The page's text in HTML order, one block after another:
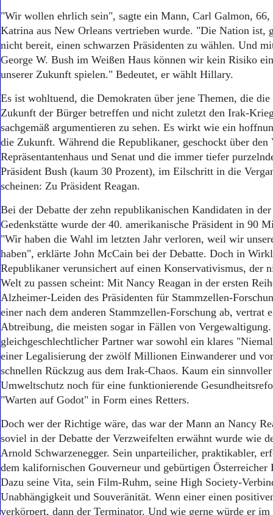
"Wir wollen ehrlich sein", sagte ein Mann, Carl Galmon,
Katrina aus New Orleans vertrieben wurde. "Die Nation ist,
nicht bereit, einen schwarzen Präsidenten zu wählen. Und
George W. Bush im Weißen Haus können wir kein Risiko
unserer Zukunft spielen." Bedeutet, er wählt Hillary.
Es ist wohltuend, die Demokraten über jene Themen, die
Zukunft der Bürger betreffen und nicht zuletzt den Irak-
sachgemäß argumentieren zu sehen. Es wirkt wie ein
die Zukunft. Während die Republikaner, geschockt über den
Repräsentantenhaus und Senat und die immer tiefer
Präsident Bush (kaum 30 Prozent), im Eilschritt in die
scheinen: Zu Präsident Reagan.
Bei der Debatte der zehn republikanischen Kandidaten in
Gedenkstätte wurde der 40. amerikanische Präsident in 90
"Wir haben die Wahl im letzten Jahr verloren, weil wir
haben", erklärte John McCain bei der Debatte. Doch in
Republikaner verunsichert auf einen Konservativismus, der
Welt zu passen scheint: Mit Nancy Reagan in der ersten
Alzheimer-Leiden des Präsidenten für Stammzellen-
einer nach dem anderen Stammzellen-Forschung ab, vertrat
Abtreibung, die meisten sogar in Fällen von
gleichgeschlechtlicher Partner war sowohl ein klares
einer Legalisierung der zwölf Millionen Einwanderer und
schnellen Rückzug aus dem Irak-Chaos. Kaum ein
Umweltschutz noch für eine funktionierende
"Warten auf Godot" in Form eines Retters.
Doch wer der Richtige wäre, das war der Mann an Nancy
soviel in der Debatte der Verzweifelten erwähnt wurde wie
Arnold Schwarzenegger. Sein unparteilicher, praktikabler,
dem kalifornischen Gouverneur und gebürtigen Österreicher
Dazu seine Vita, sein Film-Ruhm, seine High Society-
Unabhängigkeit und Souveränität. Wenn einer einen
verkörpert, dann der Terminator. Und wie gerne würde er im